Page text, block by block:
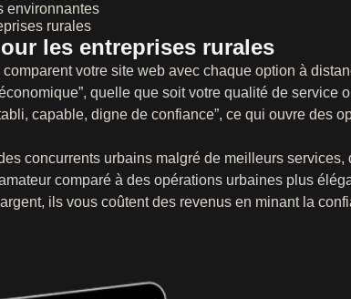
environnantes
rurales
les entreprises rurales
votre site web avec chaque option à
quelle que soit votre qualité de service
capable, digne de confiance”, ce qui ouvre des
concurrents urbains malgré de meilleurs
comparé à des opérations urbaines plus
ils vous coûtent des revenus en minant la